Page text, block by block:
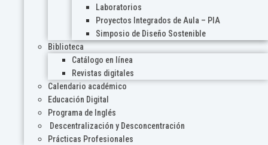
Laboratorios
Proyectos Integrados de Aula – PIA
Simposio de Diseño Sostenible
Biblioteca
Catálogo en línea
Revistas digitales
Calendario académico
Educación Digital
Programa de Inglés
Descentralización y Desconcentración
Prácticas Profesionales